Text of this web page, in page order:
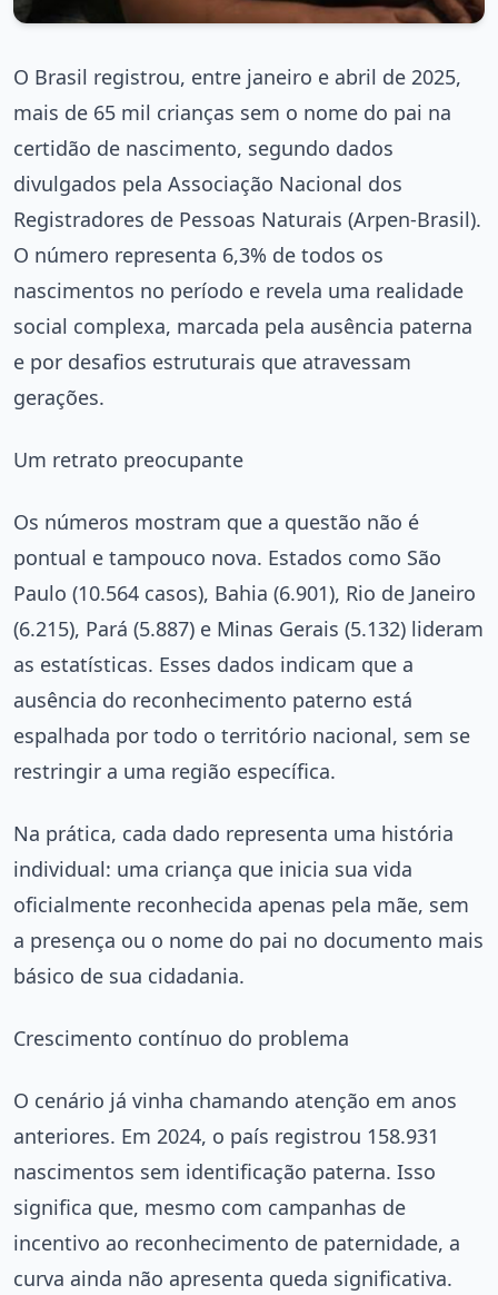
O Brasil registrou, entre janeiro e abril de 2025,
mais de 65 mil crianças sem o nome do pai na
certidão de nascimento, segundo dados
divulgados pela Associação Nacional dos
Registradores de Pessoas Naturais (Arpen-Brasil).
O número representa 6,3% de todos os
nascimentos no período e revela uma realidade
social complexa, marcada pela ausência paterna
e por desafios estruturais que atravessam
gerações.
Um retrato preocupante
Os números mostram que a questão não é
pontual e tampouco nova. Estados como São
Paulo (10.564 casos), Bahia (6.901), Rio de Janeiro
(6.215), Pará (5.887) e Minas Gerais (5.132) lideram
as estatísticas. Esses dados indicam que a
ausência do reconhecimento paterno está
espalhada por todo o território nacional, sem se
restringir a uma região específica.
Na prática, cada dado representa uma história
individual: uma criança que inicia sua vida
oficialmente reconhecida apenas pela mãe, sem
a presença ou o nome do pai no documento mais
básico de sua cidadania.
Crescimento contínuo do problema
O cenário já vinha chamando atenção em anos
anteriores. Em 2024, o país registrou 158.931
nascimentos sem identificação paterna. Isso
significa que, mesmo com campanhas de
incentivo ao reconhecimento de paternidade, a
curva ainda não apresenta queda significativa.